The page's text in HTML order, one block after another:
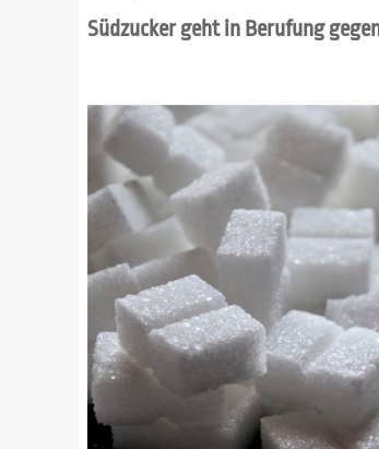
Südzucker geht in Berufung